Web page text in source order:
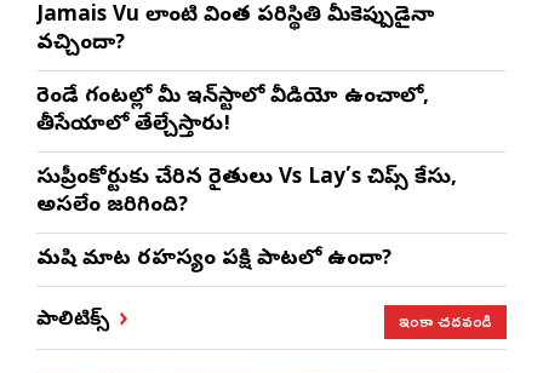
Jamais Vu లాంటి వింత పరిస్థితి మీకెప్పుడైనా
వచ్చిందా?
రెండే గంటల్లో మీ ఇన్‌స్టాలో వీడియో ఉంచాలో,
తీసేయాలో తేల్చేస్తారు!
సుప్రీంకోర్టుకు చేరిన రైతులు Vs Lay’s చిప్స్‌ కేసు,
అసలేం జరిగింది?
మనిషి మాట రహస్యం పక్షి పాటలో ఉందా?
పాలిటిక్స్ ఇంకా చదవండి